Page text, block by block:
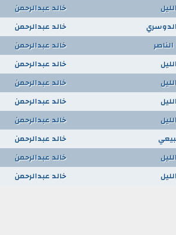
خالد عبدالرحمن
خالد عبدالرحمن
خالد عبدالرحمن
خالد عبدالرحمن
خالد عبدالرحمن
خالد عبدالرحمن
خالد عبدالرحمن
خالد عبدالرحمن
خالد عبدالرحمن
خالد عبدالرحمن